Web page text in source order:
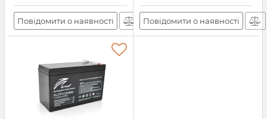
Повідомити о наявності Повідомити о наявності